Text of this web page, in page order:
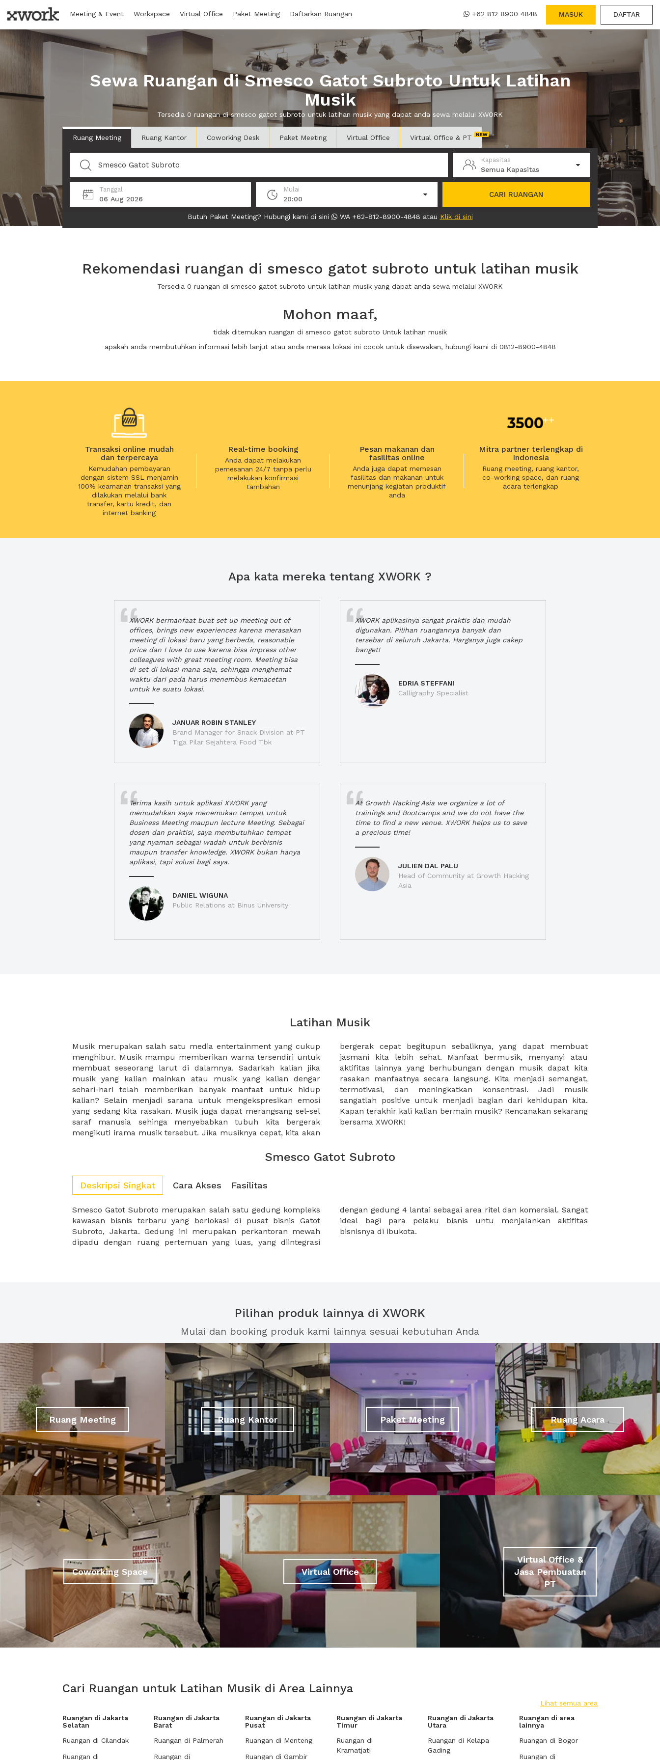
Meeting & Event Workspace Virtual Office Paket Meeting Daftarkan Ruangan +62 812 8900 4848 MASUK DAFTAR
Sewa Ruangan di Smesco Gatot Subroto Untuk Latihan
Musik
Tersedia 0 ruangan di smesco gatot subroto untuk latihan musik yang dapat anda sewa melalui XWORK
Ruang Meeting Ruang Kantor Coworking Desk Paket Meeting Virtual Office Virtual Office & PT
Kapasitas
Semua Kapasitas
Tanggal
06 Aug 2026
Mulai
20:00
CARI RUANGAN
Butuh Paket Meeting? Hubungi kami di sini WA +62-812-8900-4848 atau Klik di sini
Rekomendasi ruangan di smesco gatot subroto untuk latihan musik
Tersedia 0 ruangan di smesco gatot subroto untuk latihan musik yang dapat anda sewa melalui XWORK
Mohon maaf,
tidak ditemukan ruangan di smesco gatot subroto Untuk latihan musik
apakah anda membutuhkan informasi lebih lanjut atau anda merasa lokasi ini cocok untuk disewakan, hubungi kami di 0812-8900-4848
Transaksi online mudah
dan terpercaya
Kemudahan pembayaran
dengan sistem SSL menjamin
100% keamanan transaksi yang
dilakukan melalui bank
transfer, kartu kredit, dan
internet banking
Real-time booking
Anda dapat melakukan
pemesanan 24/7 tanpa perlu
melakukan konfirmasi
tambahan
Pesan makanan dan
fasilitas online
Anda juga dapat memesan
fasilitas dan makanan untuk
menunjang kegiatan produktif
anda
Mitra partner terlengkap di
Indonesia
Ruang meeting, ruang kantor,
co-working space, dan ruang
acara terlengkap
Apa kata mereka tentang XWORK ?
XWORK bermanfaat buat set up meeting out of
offices, brings new experiences karena merasakan
meeting di lokasi baru yang berbeda, reasonable
price dan I love to use karena bisa impress other
colleagues with great meeting room. Meeting bisa
di set di lokasi mana saja, sehingga menghemat
waktu dari pada harus menembus kemacetan
untuk ke suatu lokasi.
JANUAR ROBIN STANLEY
Brand Manager for Snack Division at PT
Tiga Pilar Sejahtera Food Tbk
XWORK aplikasinya sangat praktis dan mudah
digunakan. Pilihan ruangannya banyak dan
tersebar di seluruh Jakarta. Harganya juga cakep
banget!
EDRIA STEFFANI
Calligraphy Specialist
Terima kasih untuk aplikasi XWORK yang
memudahkan saya menemukan tempat untuk
Business Meeting maupun lecture Meeting. Sebagai
dosen dan praktisi, saya membutuhkan tempat
yang nyaman sebagai wadah untuk berbisnis
maupun transfer knowledge. XWORK bukan hanya
aplikasi, tapi solusi bagi saya.
DANIEL WIGUNA
Public Relations at Binus University
At Growth Hacking Asia we organize a lot of
trainings and Bootcamps and we do not have the
time to find a new venue. XWORK helps us to save
a precious time!
JULIEN DAL PALU
Head of Community at Growth Hacking
Asia
Latihan Musik
Musik merupakan salah satu media entertainment yang cukup
menghibur. Musik mampu memberikan warna tersendiri untuk
membuat seseorang larut di dalamnya. Sadarkah kalian jika
musik yang kalian mainkan atau musik yang kalian dengar
sehari-hari telah memberikan banyak manfaat untuk hidup
kalian? Selain menjadi sarana untuk mengekspresikan emosi
yang sedang kita rasakan. Musik juga dapat merangsang sel-sel
saraf manusia sehinga menyebabkan tubuh kita bergerak
mengikuti irama musik tersebut. Jika musiknya cepat, kita akan
bergerak cepat begitupun sebaliknya, yang dapat membuat
jasmani kita lebih sehat. Manfaat bermusik, menyanyi atau
aktifitas lainnya yang berhubungan dengan musik dapat kita
rasakan manfaatnya secara langsung. Kita menjadi semangat,
termotivasi, dan meningkatkan konsentrasi. Jadi musik
sangatlah positive untuk menjadi bagian dari kehidupan kita.
Kapan terakhir kali kalian bermain musik? Rencanakan sekarang
bersama XWORK!
Smesco Gatot Subroto
Deskripsi Singkat Cara Akses Fasilitas
Smesco Gatot Subroto merupakan salah satu gedung kompleks
kawasan bisnis terbaru yang berlokasi di pusat bisnis Gatot
Subroto, Jakarta. Gedung ini merupakan perkantoran mewah
dipadu dengan ruang pertemuan yang luas, yang diintegrasi
dengan gedung 4 lantai sebagai area ritel dan komersial. Sangat
ideal bagi para pelaku bisnis untu menjalankan aktifitas
bisnisnya di ibukota.
Pilihan produk lainnya di XWORK
Mulai dan booking produk kami lainnya sesuai kebutuhan Anda
Ruang Meeting Ruang Kantor Paket Meeting Ruang Acara
Coworking Space Virtual Office
Virtual Office &
Jasa Pembuatan
PT
Cari Ruangan untuk Latihan Musik di Area Lainnya
Lihat semua area
Ruangan di Jakarta
Selatan
Ruangan di Cilandak
Ruangan di
Ruangan di Jakarta
Barat
Ruangan di Palmerah
Ruangan di
Ruangan di Jakarta
Pusat
Ruangan di Menteng
Ruangan di Gambir
Ruangan di Jakarta
Timur
Ruangan di
Kramatjati
Ruangan di Jakarta
Utara
Ruangan di Kelapa
Gading
Ruangan di area
lainnya
Ruangan di Bogor
Ruangan di